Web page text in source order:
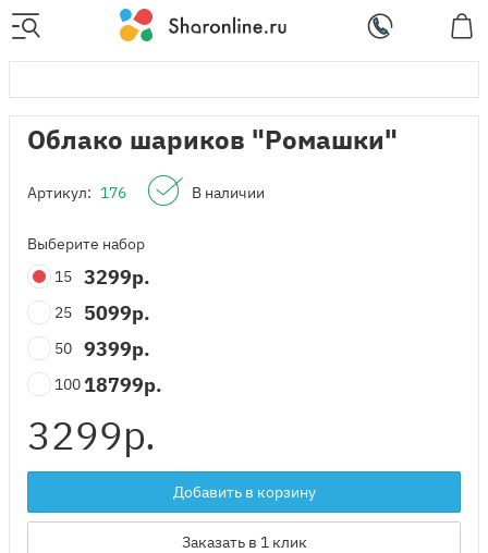
Облако шариков "Ромашки"
Артикул: 176 В наличии
Выберите набор
15
3299р.
25 5099р.
50 9399р.
100 18799р.
3299р.
Добавить в корзину
Заказать в 1 клик